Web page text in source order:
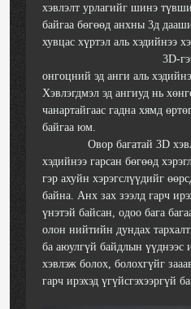
хэвлэлт урлагийг шинэ
байгаа бөгөөд анхны 3д
хувцас хүртэл аль
3D-гээр
онгоцний эд анги аль
Хэвлэгдмэл эд ангиуд нь
чанартайгаас гадна хямд
Овор багатай 3D
хэдийнээ гарсан бөгөөд
гэр ахуйн хэрэгслүүдийг
байна. Анх зах зээлд гарч
үнэтэй байсан, одоо бага
олон нийтийн дундах
ба аюулгүй байдлын үүднээс
хэвлэж болох, болохгүйг
гарч ирэхэд үгүйсгэхээргүй